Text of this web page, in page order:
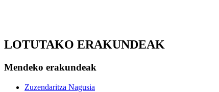
LOTUTAKO ERAKUNDEAK
Mendeko erakundeak
Zuzendaritza Nagusia